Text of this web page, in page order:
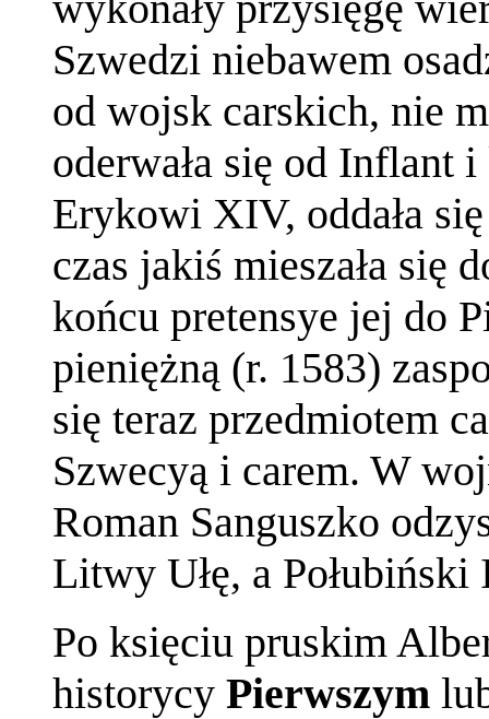
Szwedzi niebawem
od wojsk carskich, nie
oderwała się od Inflant
Erykowi XIV, oddała
czas jakiś mieszała się
końcu pretensye jej do
pieniężną (r. 1583)
się teraz przedmiotem
Szwecyą i carem. W
Roman Sanguszko
Litwy Ułę, a Połubiński
Po księciu pruskim
historycy Pierwszym